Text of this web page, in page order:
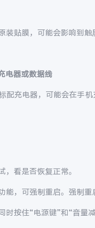
装贴膜，可能会影响到
电器或数据线
配充电器，可能会在手
，看是否恢复正常。
能，可强制重启。强制重
时按住“电源键”和“音量